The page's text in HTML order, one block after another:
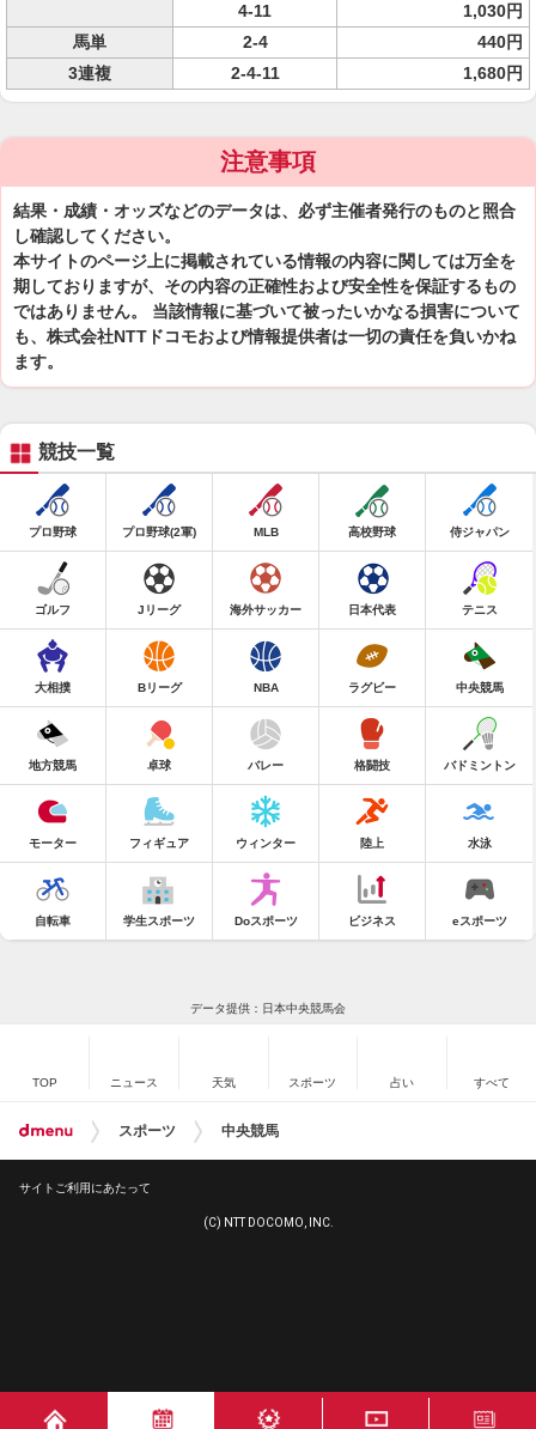
4-11
1,030円
馬単
2-4
440円
3連複
2-4-11 1,680円
注意事項
結果・成績・オッズなどのデータは、必ず主催者発行のものと照合
し確認してください。
本サイトのページ上に掲載されている情報の内容に関しては万全を
期しておりますが、その内容の正確性および安全性を保証するもの
ではありません。 当該情報に基づいて被ったいかなる損害について
も、株式会社NTTドコモおよび情報提供者は一切の責任を負いかね
ます。
競技一覧
プロ野球 プロ野球(2軍) MLB 高校野球 侍ジャパン
ゴルフ Jリーグ 海外サッカー 日本代表 テニス
大相撲 Bリーグ NBA ラグビー 中央競馬
地方競馬 卓球 バレー 格闘技 バドミントン
モーター フィギュア ウィンター 陸上 水泳
自転車 学生スポーツ Doスポーツ ビジネス eスポーツ
データ提供：日本中央競馬会
TOP ニュース 天気 スポーツ 占い すべて
スポーツ 中央競馬
サイトご利用にあたって
(C) NTT DOCOMO, INC.